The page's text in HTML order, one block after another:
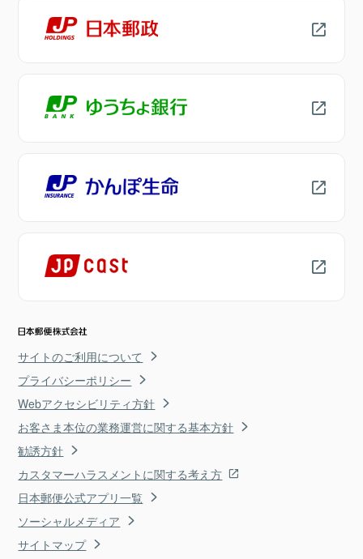
サイトのご利用について
プライバシーポリシー
Webアクセシビリティ方針
お客さま本位の業務運営に関する基本方針
勧誘方針
カスタマーハラスメントに関する考え方
日本郵便公式アプリ一覧
ソーシャルメディア
サイトマップ